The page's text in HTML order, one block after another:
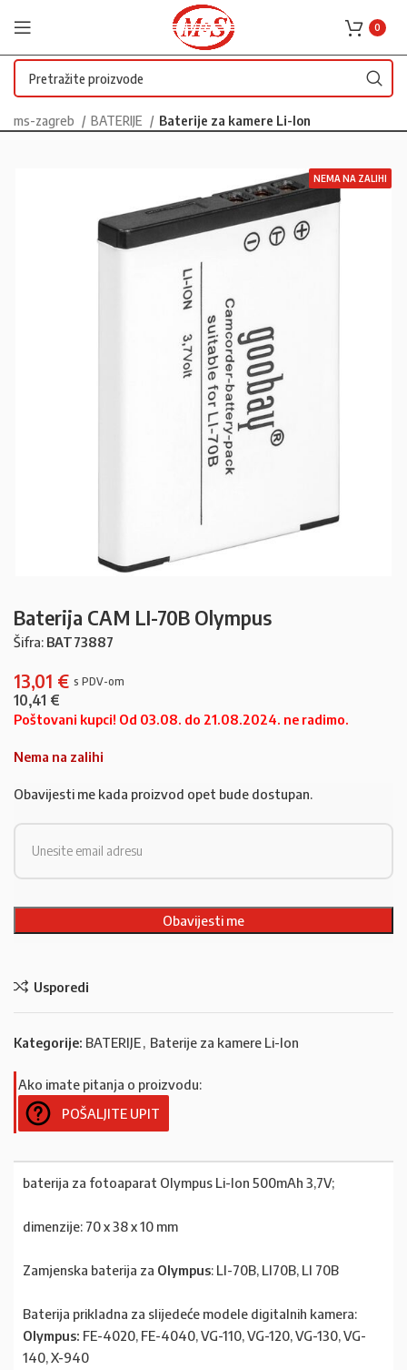
0
ms-zagreb BATERIJE Baterije za kamere Li-Ion
NEMA NA ZALIHI
Baterija CAM LI-70B Olympus
Šifra: BAT73887
13,01 €
10,41 €
Poštovani kupci! Od 03.08. do 21.08.2024. ne radimo.
Nema na zalihi
Obavijesti me kada proizvod opet bude dostupan.
Usporedi
Kategorije: BATERIJE, Baterije za kamere Li-Ion
Ako imate pitanja o proizvodu:
POŠALJITE UPIT
baterija za fotoaparat Olympus Li-Ion 500mAh 3,7V;
dimenzije: 70 x 38 x 10 mm
Zamjenska baterija za Olympus: LI-70B, LI70B, LI 70B
Baterija prikladna za slijedeće modele digitalnih kamera:
Olympus: FE-4020, FE-4040, VG-110, VG-120, VG-130, VG-
140, X-940